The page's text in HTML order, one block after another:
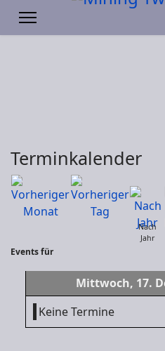
Terminkalender
Nach
Jahr
Events für
Mittwoch, 17.
Keine Termine